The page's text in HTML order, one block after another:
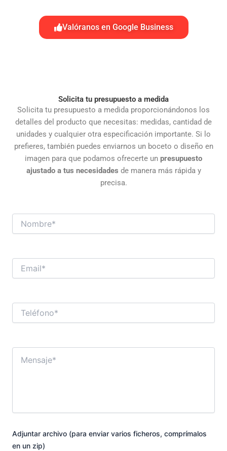
Valóranos en Google Business
Solicita tu presupuesto a medida
Solicita tu presupuesto a medida proporcionándonos los
detalles del producto que necesitas: medidas, cantidad de
unidades y cualquier otra especificación importante. Si lo
prefieres, también puedes enviarnos un boceto o diseño en
imagen para que podamos ofrecerte un presupuesto
ajustado a tus necesidades de manera más rápida y
precisa.
Adjuntar archivo (para enviar varios ficheros, comprímalos
en un zip)